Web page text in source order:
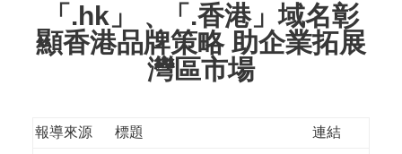
「.hk」﹑「.香港」域名彰
顯香港品牌策略 助企業拓展
灣區市場
報導來源 標題 連結